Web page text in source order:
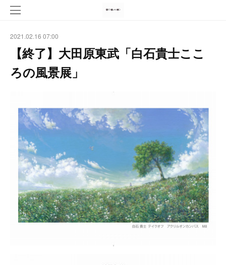
2021.02.16 07:00
【終了】大田原東武「白石貴士ここ
ろの風景展」